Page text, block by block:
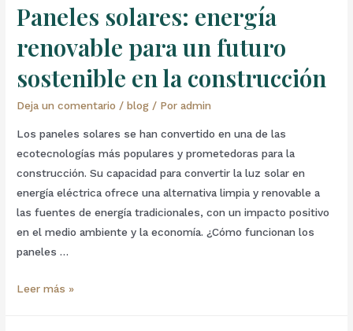
Paneles solares: energía
renovable para un futuro
sostenible en la construcción
Deja un comentario /blog / Poradmin
Los paneles solares se han convertido en una de las
ecotecnologías más populares y prometedoras para la
construcción. Su capacidad para convertir la luz solar en
energía eléctrica ofrece una alternativa limpia y renovable a
las fuentes de energía tradicionales, con un impacto positivo
en el medio ambiente y la economía. ¿Cómo funcionan los
paneles …
Leer más »